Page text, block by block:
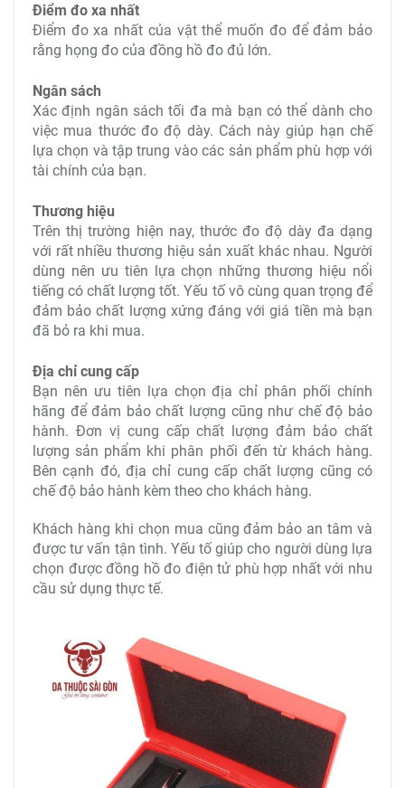
Điểm đo xa nhất
Điểm đo xa nhất của vật thể muốn đo để đảm bảo
rằng họng đo của đồng hồ đo đủ lớn.
Ngân sách
Xác định ngân sách tối đa mà bạn có thể dành cho
việc mua thước đo độ dày. Cách này giúp hạn chế
lựa chọn và tập trung vào các sản phẩm phù hợp với
tài chính của bạn.
Thương hiệu
Trên thị trường hiện nay, thước đo độ dày đa dạng
với rất nhiều thương hiệu sản xuất khác nhau. Người
dùng nên ưu tiên lựa chọn những thương hiệu nổi
tiếng có chất lượng tốt. Yếu tố vô cùng quan trọng để
đảm bảo chất lượng xứng đáng với giá tiền mà bạn
đã bỏ ra khi mua.
Địa chỉ cung cấp
Bạn nên ưu tiên lựa chọn địa chỉ phân phối chính
hãng để đảm bảo chất lượng cũng như chế độ bảo
hành. Đơn vị cung cấp chất lượng đảm bảo chất
lượng sản phẩm khi phân phối đến từ khách hàng.
Bên cạnh đó, địa chỉ cung cấp chất lượng cũng có
chế độ bảo hành kèm theo cho khách hàng.
Khách hàng khi chọn mua cũng đảm bảo an tâm và
được tư vấn tận tình. Yếu tố giúp cho người dùng lựa
chọn được đồng hồ đo điện tử phù hợp nhất với nhu
cầu sử dụng thực tế.